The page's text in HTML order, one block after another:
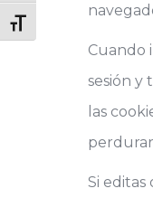
Alternar tamaño de
Cuando
sesión y
las
Si